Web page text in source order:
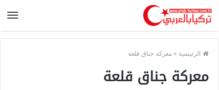
الرئيسية » معركة جناق قلعة
معركة جناق قلعة